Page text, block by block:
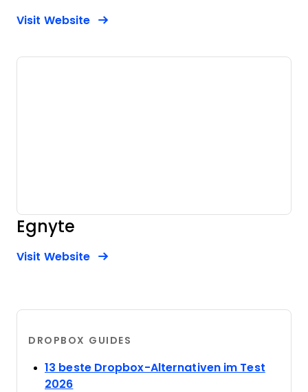
Visit WebsiteOpens New Window
Egnyte
Visit WebsiteOpens New Window
DROPBOX GUIDES
13 beste Dropbox-Alternativen im Test
2026Opens new window